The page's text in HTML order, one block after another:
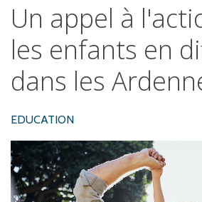
Un appel à
les enfants en
dans les
EDUCATION